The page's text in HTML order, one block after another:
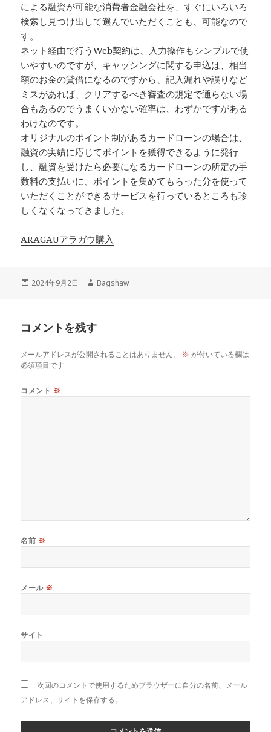
による融資が可能な消費者金融会社を、すぐにいろいろ
検索し見つけ出して選んでいただくことも、可能なので
す。
ネット経由で行うWeb契約は、入力操作もシンプルで使
いやすいのですが、キャッシングに関する申込は、相当
額のお金の貸借になるのですから、記入漏れや誤りなど
ミスがあれば、クリアするべき審査の規定で通らない場
合もあるのでうまくいかない確率は、わずかですがある
わけなのです。
オリジナルのポイント制があるカードローンの場合は、
融資の実績に応じてポイントを獲得できるように発行
し、融資を受けたら必要になるカードローンの所定の手
数料の支払いに、ポイントを集めてもらった分を使って
いただくことができるサービスを行っているところも珍
しくなくなってきました。
ARAGAUアラガウ購入
投
2024年9月2日
作
Bagshaw
コメントを残す
メールアドレスが公開されることはありません。 ※ が付いている欄は
必須項目です
コメント ※
名前 ※
メール ※
サイト
次回のコメントで使用するためブラウザーに自分の名前、メール
アドレス、サイトを保存する。